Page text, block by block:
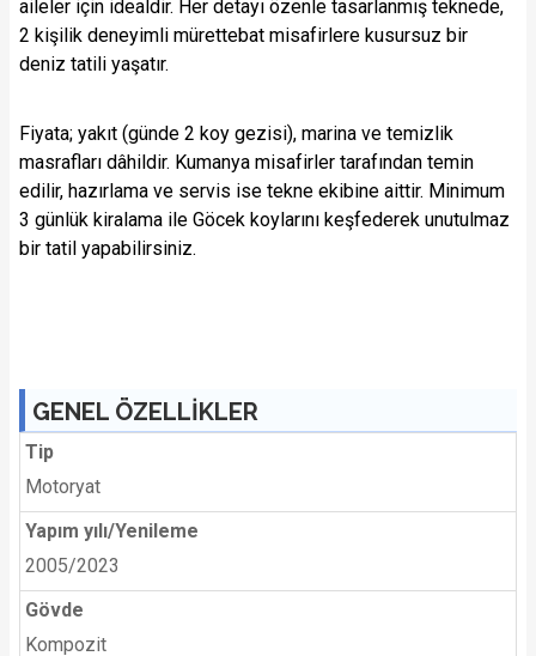
aileler için idealdir. Her detayı özenle tasarlanmış teknede,
2 kişilik deneyimli mürettebat misafirlere kusursuz bir
deniz tatili yaşatır.
Fiyata; yakıt (günde 2 koy gezisi), marina ve temizlik
masrafları dâhildir. Kumanya misafirler tarafından temin
edilir, hazırlama ve servis ise tekne ekibine aittir. Minimum
3 günlük kiralama ile Göcek koylarını keşfederek unutulmaz
bir tatil yapabilirsiniz.
GENEL ÖZELLİKLER
Tip
Motoryat
Yapım yılı/Yenileme
2005/2023
Gövde
Kompozit